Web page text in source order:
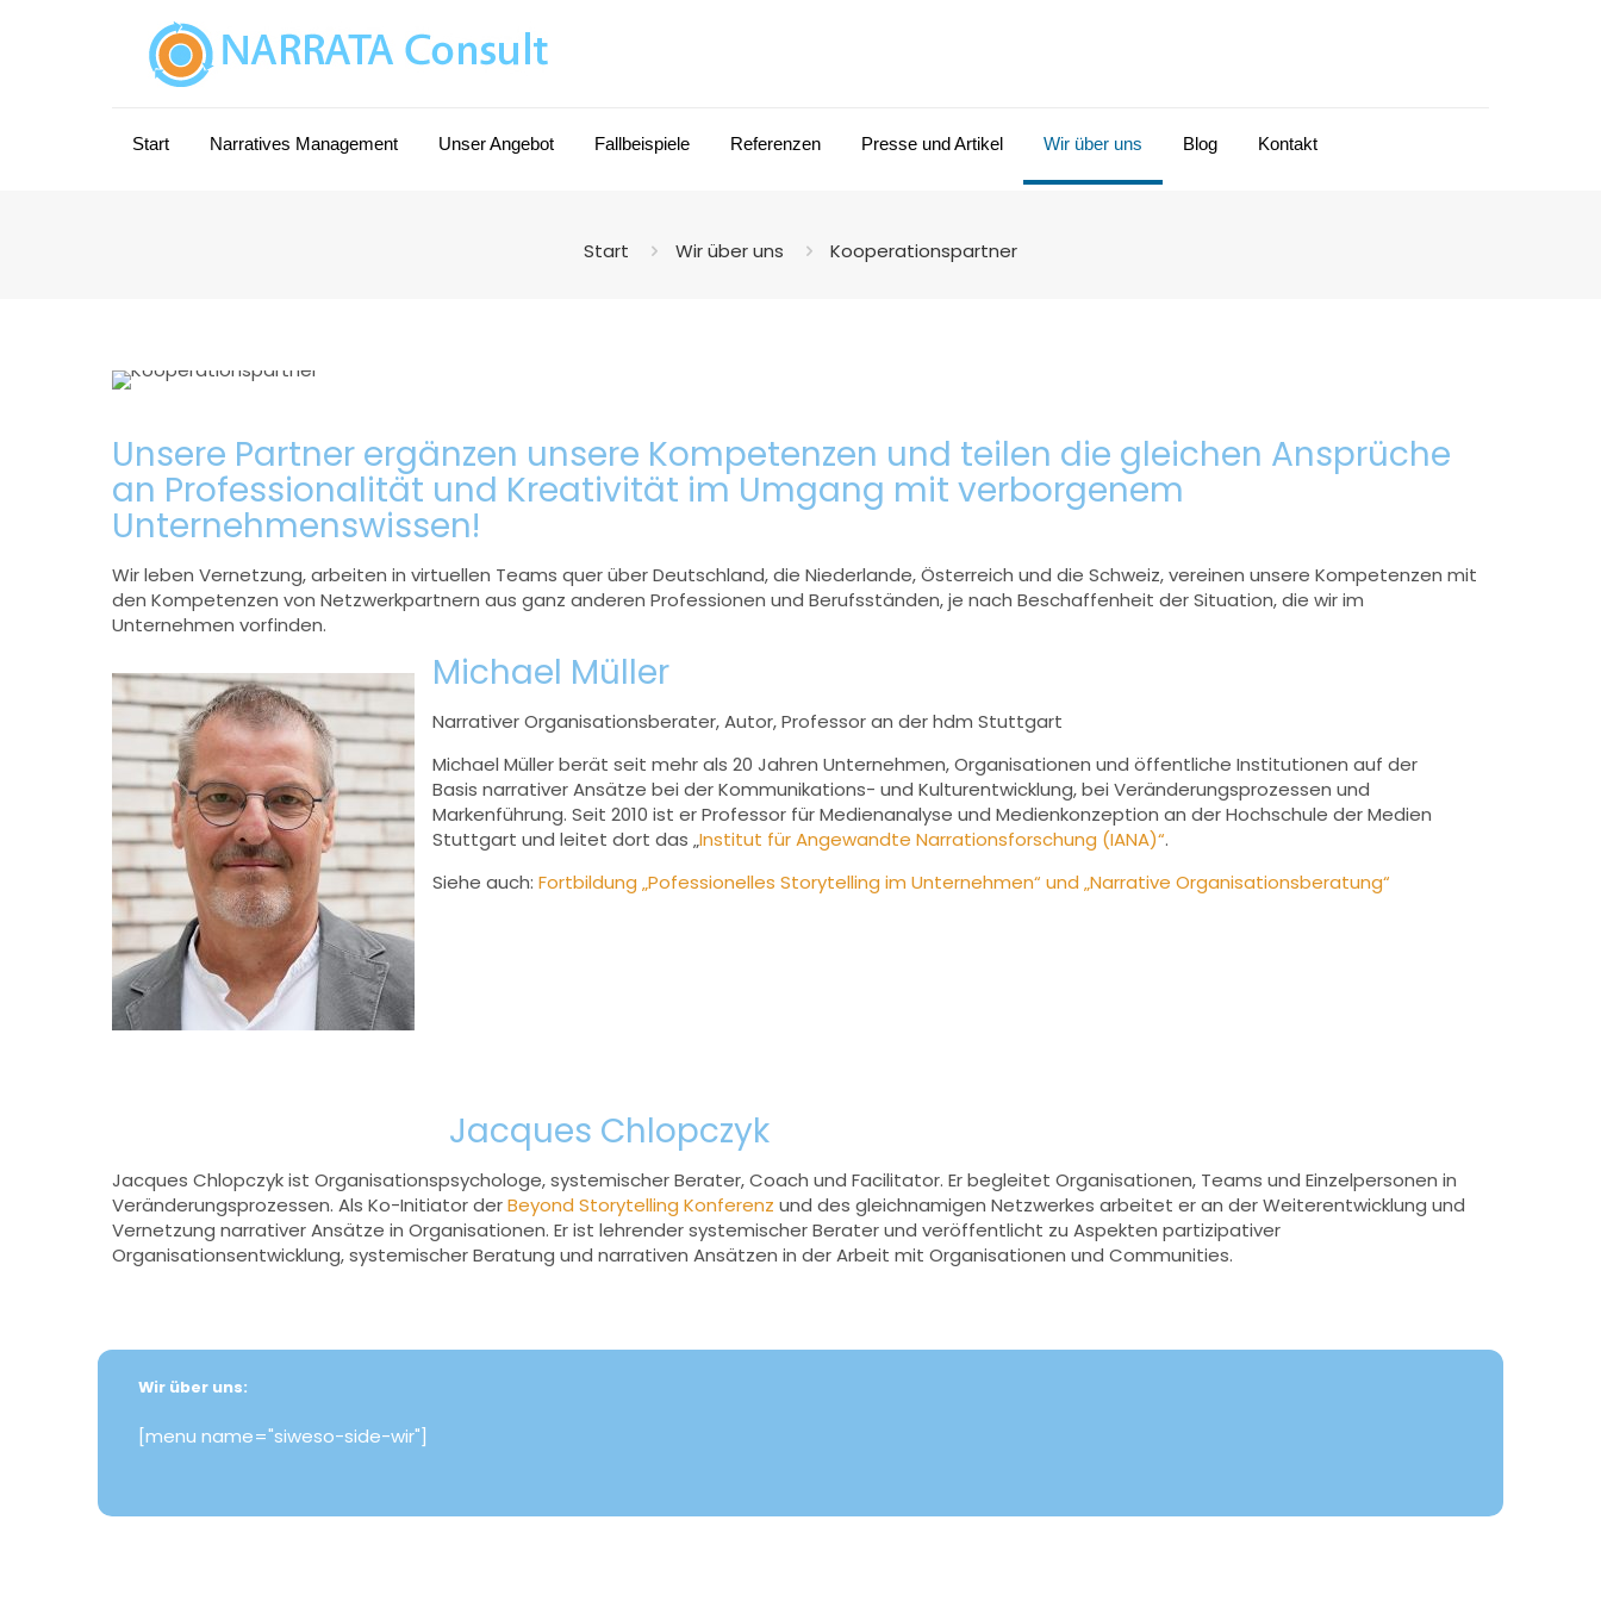
Start Narratives Management Unser Angebot Fallbeispiele Referenzen Presse und Artikel Wir über uns Blog Kontakt
Start Wir über uns Kooperationspartner
Unsere Partner ergänzen unsere Kompetenzen und teilen die gleichen Ansprüche
an Professionalität und Kreativität im Umgang mit verborgenem
Unternehmenswissen!
Wir leben Vernetzung, arbeiten in virtuellen Teams quer über Deutschland, die Niederlande, Österreich und die Schweiz, vereinen unsere Kompetenzen mit
den Kompetenzen von Netzwerkpartnern aus ganz anderen Professionen und Berufsständen, je nach Beschaffenheit der Situation, die wir im
Unternehmen vorfinden.
Michael Müller
Narrativer Organisationsberater, Autor, Professor an der hdm Stuttgart
Michael Müller berät seit mehr als 20 Jahren Unternehmen, Organisationen und öffentliche Institutionen auf der
Basis narrativer Ansätze bei der Kommunikations- und Kulturentwicklung, bei Veränderungsprozessen und
Markenführung. Seit 2010 ist er Professor für Medienanalyse und Medienkonzeption an der Hochschule der Medien
Stuttgart und leitet dort das „Institut für Angewandte Narrationsforschung (IANA)“.
Siehe auch: Fortbildung „Pofessionelles Storytelling im Unternehmen“ und „Narrative Organisationsberatung“
Jacques Chlopczyk
Jacques Chlopczyk ist Organisationspsychologe, systemischer Berater, Coach und Facilitator. Er begleitet Organisationen, Teams und Einzelpersonen in
Veränderungsprozessen. Als Ko-Initiator derBeyond Storytelling Konferenz und des gleichnamigen Netzwerkes arbeitet er an der Weiterentwicklung und
Vernetzung narrativer Ansätze in Organisationen. Er ist lehrender systemischer Berater und veröffentlicht zu Aspekten partizipativer
Organisationsentwicklung, systemischer Beratung und narrativen Ansätzen in der Arbeit mit Organisationen und Communities.
Wir über uns:
[menu name="siweso-side-wir"]